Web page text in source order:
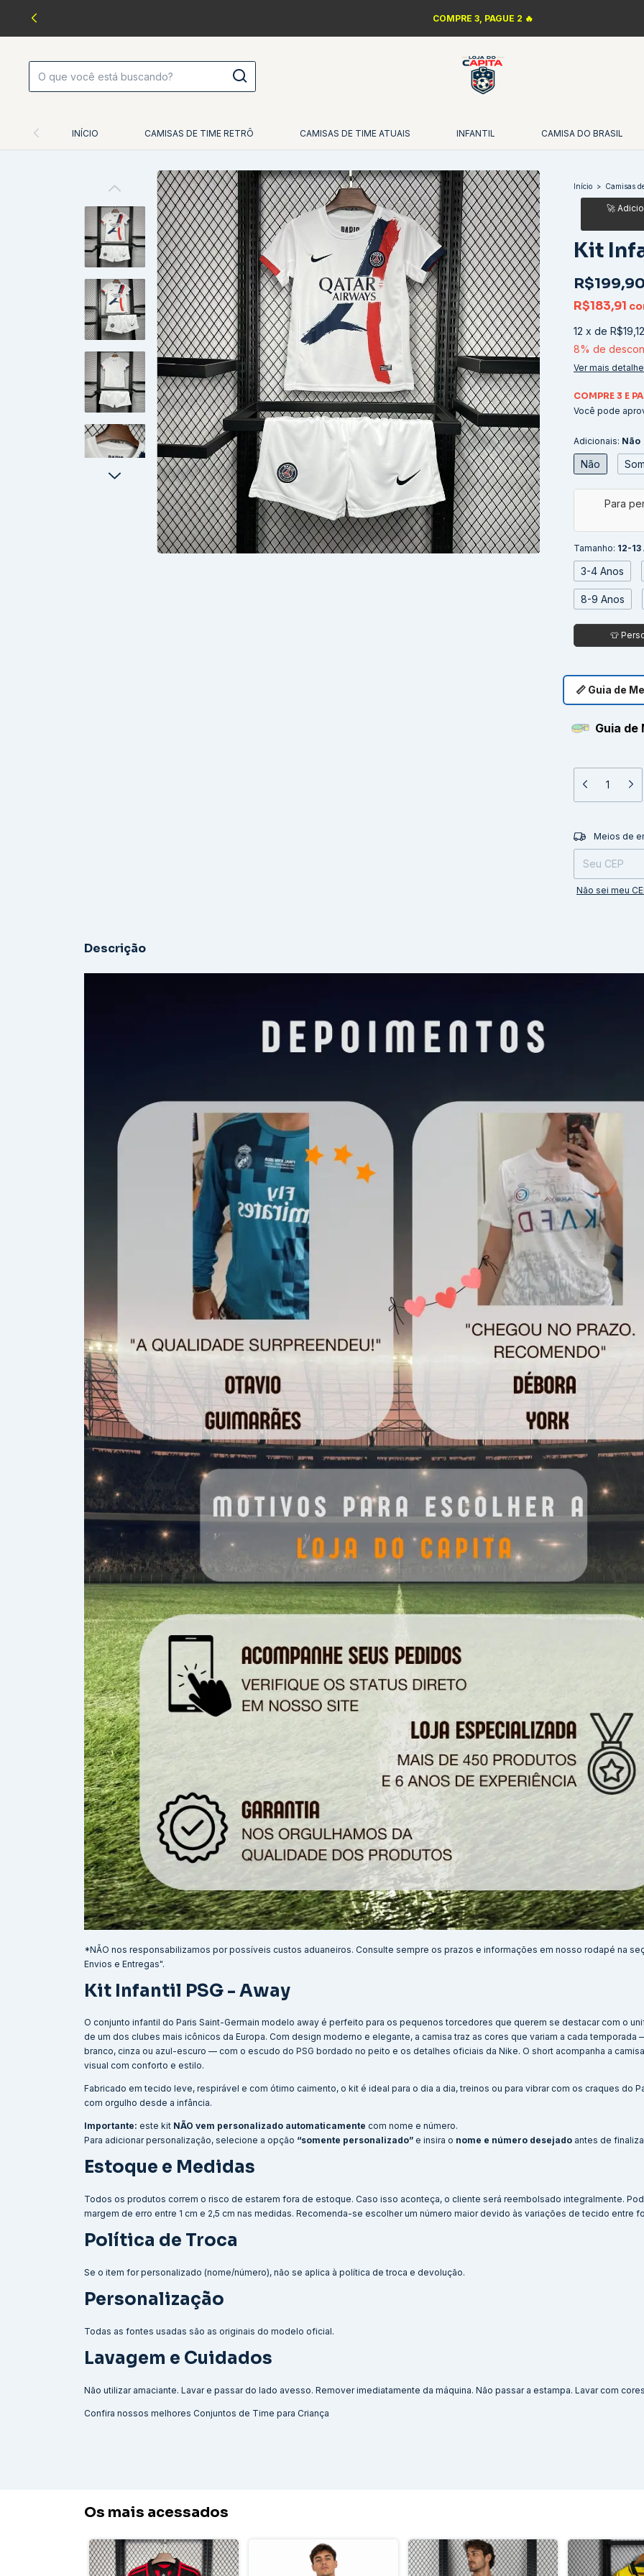
COMPRE 3, PAGUE 2 🔥
INÍCIO CAMISAS DE TIME RETRÔ CAMISAS DE TIME ATUAIS INFANTIL CAMISA DO BRASIL
Início > Camisas
Kit
R$199,90
R$183,91
12 x de R$19,12
8% de
Ver mais
COMPRE 3 E
Você pode
Adicionais: Não
Não
Tamanho: 12-
3-4 Anos
8-9 Anos
📏 Guia de
Guia de
Entregas para o
Meios de
Não sei meu
Descrição
*NÃO nos responsabilizamos por possíveis custos aduaneiros. Consulte sempre os prazos e informações em nosso rodapé na
Envios e Entregas".
Kit Infantil PSG - Away
O conjunto infantil do Paris Saint-Germain modelo away é perfeito para os pequenos torcedores que querem se destacar com o
de um dos clubes mais icônicos da Europa. Com design moderno e elegante, a camisa traz as cores que variam a cada temporada
branco, cinza ou azul-escuro — com o escudo do PSG bordado no peito e os detalhes oficiais da Nike. O short acompanha a
visual com conforto e estilo.
Fabricado em tecido leve, respirável e com ótimo caimento, o kit é ideal para o dia a dia, treinos ou para vibrar com os craques do
com orgulho desde a infância.
Importante: este kit NÃO vem personalizado automaticamente com nome e número.
Para adicionar personalização, selecione a opção “somente personalizado” e insira o nome e número desejado antes de
Estoque e Medidas
Todos os produtos correm o risco de estarem fora de estoque. Caso isso aconteça, o cliente será reembolsado integralmente.
margem de erro entre 1 cm e 2,5 cm nas medidas. Recomenda-se escolher um número maior devido às variações de tecido entre
Política de Troca
Se o item for personalizado (nome/número), não se aplica à política de troca e devolução.
Personalização
Todas as fontes usadas são as originais do modelo oficial.
Lavagem e Cuidados
Não utilizar amaciante. Lavar e passar do lado avesso. Remover imediatamente da máquina. Não passar a estampa. Lavar com
Confira nossos melhores Conjuntos de Time para Criança
Os mais acessados